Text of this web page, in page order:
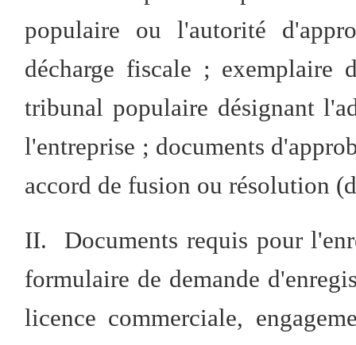
populaire ou l'autorité
décharge fiscale ;
tribunal populaire désignant
l'entreprise ; documents
accord de fusion ou résolution
II. Documents requis pour
formulaire de demande
licence commerciale,